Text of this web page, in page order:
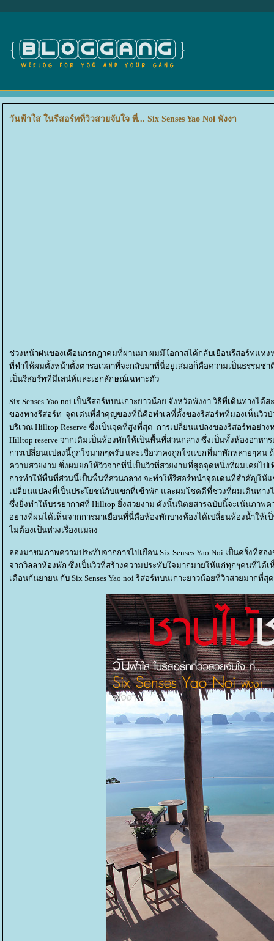
วันฟ้าใส ในรีสอร์ทที่วิวสวยจับใจ ที่... Six Senses Yao Noi พังงา
ช่วงหน้าฝนของเดือนกรกฎาคมที่ผ่านมา ผมมีโอกาสได้กลับเยือนรีสอร์ทแห่
ที่ทำให้ผมตั้งหน้าตั้งตารอเวลาที่จะกลับมาที่นี่อยู่เสมอก็คือความเป็นธรรมชาติ
เป็นรีสอร์ทที่มีเสน่ห์และเอกลักษณ์เฉพาะตัว
Six Senses Yao noi เป็นรีสอร์ทบนเกาะยาวน้อย จังหวัดพังงา วิธีที่เดินทาง
ของทางรีสอร์ท จุดเด่นที่สำคุญของที่นี่คือทำเลที่ตั้งของรีสอร์ทที่มองเห็นวิว
บริเวณ Hilltop Reserve ซึ่งเป็นจุดที่สูงที่สุด การเปลี่ยนแปลงของรีสอร์ทอย่
Hilltop reserve จากเดิมเป็นห้องพักให้เป็นพื้นที่ส่วนกลาง ซึ่งเป็นทั้งห้องอา
การเปลี่ยนแปลงนี้ถูกใจมากๆครับ และเชื่อว่าคงถูกใจแขกที่มาพักหลายๆคน
ความสวยงาม ซึ่งผมยกให้วิวจากที่นี่เป็นวิวที่สวยงามที่สุดจุดหนึ่งที่ผมเคยไ
การทำให้พื้นที่ส่วนนี้เป็นพื้นที่ส่วนกลาง จะทำให้รีสอร์ทนำจุดเด่นที่สำคัญให้
เปลี่ยนแปลงที่เป็นประโยชน์กับแขกที่เข้าพัก และผมโชคดีที่ช่วงที่ผมเดินทา
ซึ่งยิ่งทำให้บรรยากาศที่ Hilltop ยิ่งสวยงาม ดังนั้นนิตยสารฉบับนี้จะเน้นภาพ
อย่างที่ผมได้เห็นจากการมาเยือนที่นี่คือห้องพักบางห้องได้เปลี่ยนห้องน้ำให้
ไม่ต้องเป็นห่วงเรื่องแมลง
ลองมาชมภาพความประทับจากการไปเยือน Six Senses Yao Noi เป็นครั้งที่ส
จากวิลลาห้องพัก ซึ่งเป็นวิวที่สร้างความประทับใจมากมายให้แก่ทุกๆคนที่ได้
เดือนกันยายน กับ Six Senses Yao noi รีสอร์ทบนเกาะยาวน้อยที่วิวสวยมากที่